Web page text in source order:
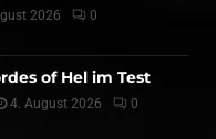
2026 0
of Hel im Test
4. August 2026 0